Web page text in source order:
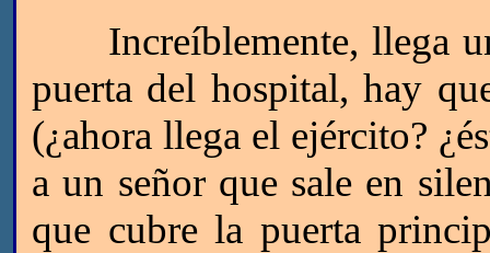
Increíblemente, llega
puerta del hospital, hay
(¿ahora llega el ejército?
a un señor que sale en
que cubre la puerta